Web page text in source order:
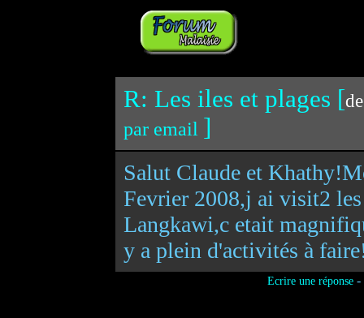
R: Les iles et plages [
par email ]
Salut Claude et
Fevrier 2008,j ai visit2
Langkawi,c etait
y a plein d'activités à
Ecrire une réponse-